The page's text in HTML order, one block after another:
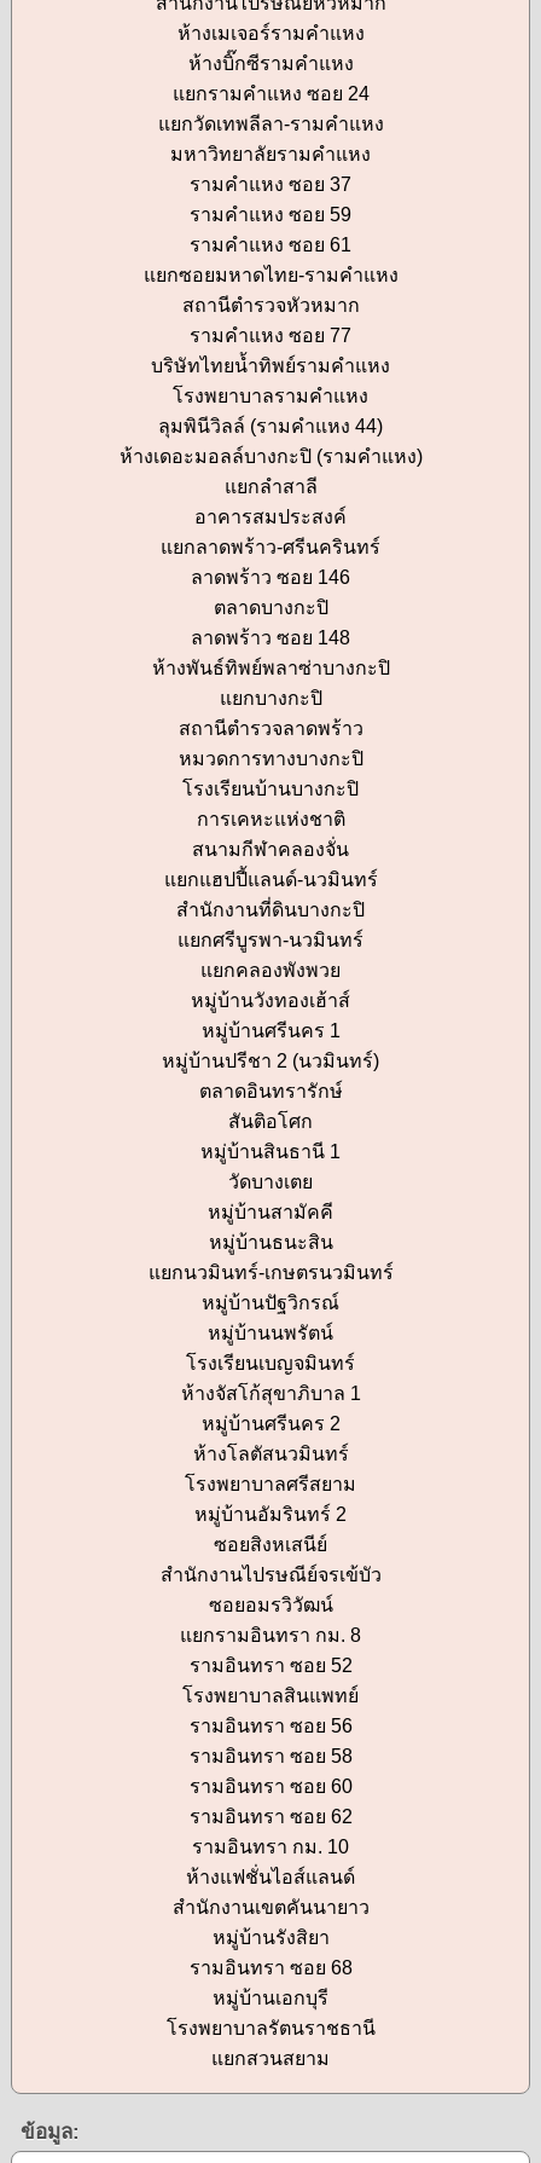
ห้างเมเจอร์รามคำแหง
ห้างบิ๊กซีรามคำแหง
แยกรามคำแหง ซอย 24
แยกวัดเทพลีลา-รามคำแหง
มหาวิทยาลัยรามคำแหง
รามคำแหง ซอย 37
รามคำแหง ซอย 59
รามคำแหง ซอย 61
แยกซอยมหาดไทย-รามคำแหง
สถานีตำรวจหัวหมาก
รามคำแหง ซอย 77
บริษัทไทยน้ำทิพย์รามคำแหง
โรงพยาบาลรามคำแหง
ลุมพินีวิลล์ (รามคำแหง 44)
ห้างเดอะมอลล์บางกะปิ (รามคำแหง)
แยกลำสาลี
อาคารสมประสงค์
แยกลาดพร้าว-ศรีนครินทร์
ลาดพร้าว ซอย 146
ตลาดบางกะปิ
ลาดพร้าว ซอย 148
ห้างพันธ์ทิพย์พลาซ่าบางกะปิ
แยกบางกะปิ
สถานีตำรวจลาดพร้าว
หมวดการทางบางกะปิ
โรงเรียนบ้านบางกะปิ
การเคหะแห่งชาติ
สนามกีฬาคลองจั่น
แยกแฮปปี้แลนด์-นวมินทร์
สำนักงานที่ดินบางกะปิ
แยกศรีบูรพา-นวมินทร์
แยกคลองพังพวย
หมู่บ้านวังทองเฮ้าส์
หมู่บ้านศรีนคร 1
หมู่บ้านปรีชา 2 (นวมินทร์)
ตลาดอินทรารักษ์
สันติอโศก
หมู่บ้านสินธานี 1
วัดบางเตย
หมู่บ้านสามัคคี
หมู่บ้านธนะสิน
แยกนวมินทร์-เกษตรนวมินทร์
หมู่บ้านปัฐวิกรณ์
หมู่บ้านนพรัตน์
โรงเรียนเบญจมินทร์
ห้างจัสโก้สุขาภิบาล 1
หมู่บ้านศรีนคร 2
ห้างโลตัสนวมินทร์
โรงพยาบาลศรีสยาม
หมู่บ้านอัมรินทร์ 2
ซอยสิงหเสนีย์
สำนักงานไปรษณีย์จรเข้บัว
ซอยอมรวิวัฒน์
แยกรามอินทรา กม. 8
รามอินทรา ซอย 52
โรงพยาบาลสินแพทย์
รามอินทรา ซอย 56
รามอินทรา ซอย 58
รามอินทรา ซอย 60
รามอินทรา ซอย 62
รามอินทรา กม. 10
ห้างแฟชั่นไอส์แลนด์
สำนักงานเขตคันนายาว
หมู่บ้านรังสิยา
รามอินทรา ซอย 68
หมู่บ้านเอกบุรี
โรงพยาบาลรัตนราชธานี
แยกสวนสยาม
ข้อมูล: